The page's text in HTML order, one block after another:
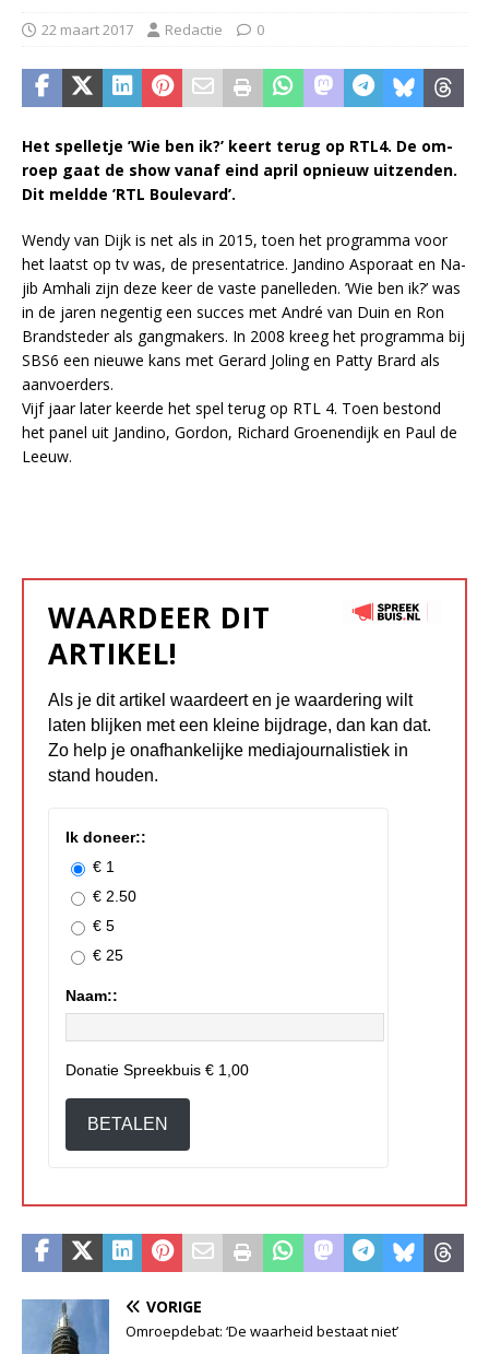
22 maart 2017 Redactie 0
Het spel­le­tje ’Wie ben ik?’ keert te­rug op RTL4. De om­
roep gaat de show van­af eind april op­nieuw uit­zen­den.
Dit meld­de ’RTL Bou­le­var­d’.
Wen­dy van Dijk is net als in 2015, toen het pro­gram­ma voor
het laatst op tv was, de pre­sen­ta­tri­ce. Jan­di­no Aspo­raat en Na­
jib Am­ha­li zijn deze keer de vas­te pa­nel­le­den. ’Wie ben ik?’ was
in de ja­ren ne­gen­tig een suc­ces met An­dré van Duin en Ron
Brand­ste­der als gang­ma­kers. In 2008 kreeg het pro­gram­ma bij
SBS6 een nieu­we kans met Gerard Jo­ling en Pat­ty Brard als
aan­voer­ders.
Vijf jaar la­ter keer­de het spel te­rug op RTL 4. Toen be­stond
het pa­nel uit Jan­di­no, Gor­don, Ri­chard Groe­nen­dijk en Paul de
Leeuw.
WAARDEER DIT
ARTIKEL!
Als je dit artikel waardeert en je waardering wilt
laten blijken met een kleine bijdrage, dan kan dat.
Zo help je onafhankelijke mediajournalistiek in
stand houden.
Ik doneer::
€ 1
€ 2.50
€ 5
€ 25
Naam::
Donatie Spreekbuis € 1,00
BETALEN
VORIGE
Omroepdebat: ‘De waarheid bestaat niet’